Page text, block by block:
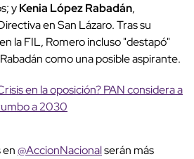
yKenia López Rabadán,
en San Lázaro. Tras su
la FIL, Romero incluso "destapó"
como una posible aspirante.
en la oposición? PAN considera a
a 2030
en@AccionNacionalserán más